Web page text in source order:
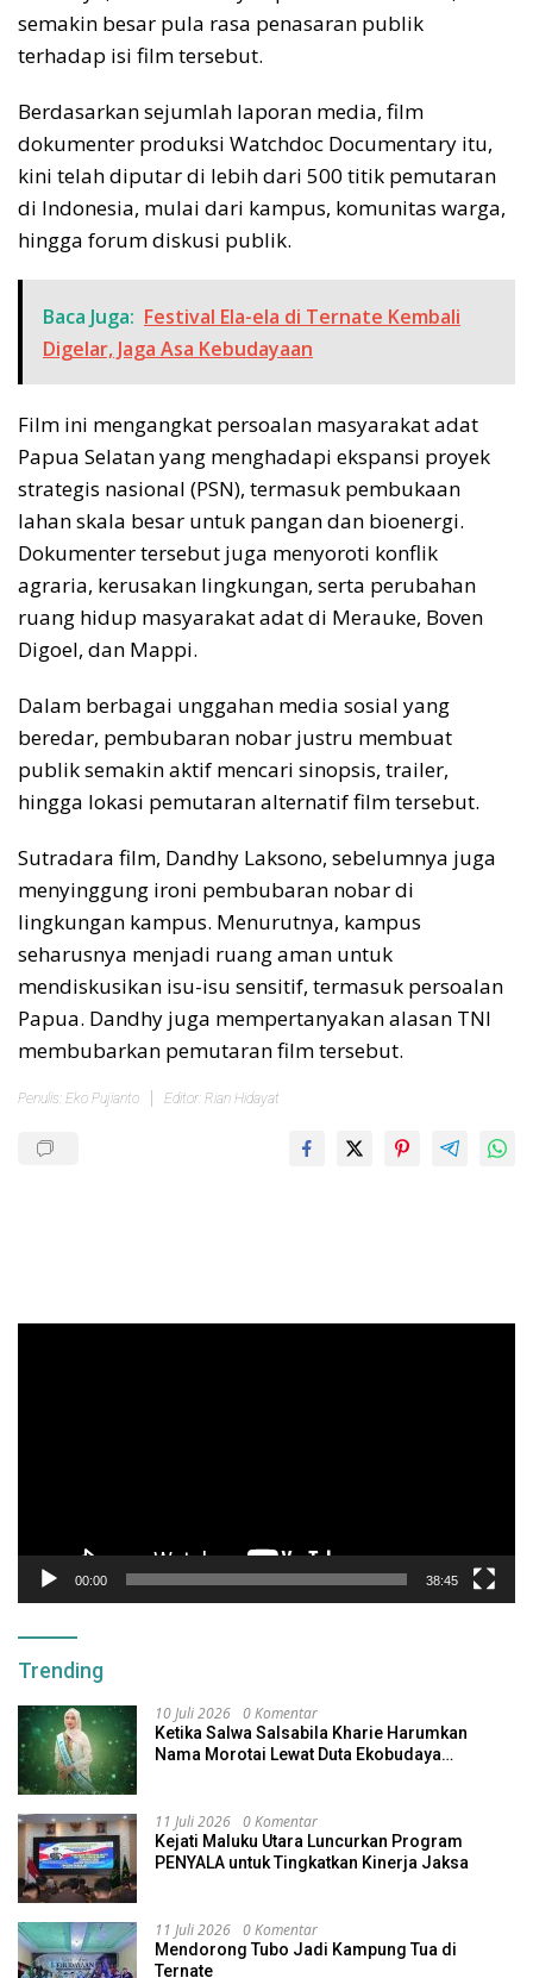
semakin besar pula rasa penasaran publik
terhadap isi film tersebut.
Berdasarkan sejumlah laporan media, film
dokumenter produksi Watchdoc Documentary itu,
kini telah diputar di lebih dari 500 titik pemutaran
di Indonesia, mulai dari kampus, komunitas warga,
hingga forum diskusi publik.
Baca Juga: Festival Ela-ela di Ternate Kembali
Digelar, Jaga Asa Kebudayaan
Film ini mengangkat persoalan masyarakat adat
Papua Selatan yang menghadapi ekspansi proyek
strategis nasional (PSN), termasuk pembukaan
lahan skala besar untuk pangan dan bioenergi.
Dokumenter tersebut juga menyoroti konflik
agraria, kerusakan lingkungan, serta perubahan
ruang hidup masyarakat adat di Merauke, Boven
Digoel, dan Mappi.
Dalam berbagai unggahan media sosial yang
beredar, pembubaran nobar justru membuat
publik semakin aktif mencari sinopsis, trailer,
hingga lokasi pemutaran alternatif film tersebut.
Sutradara film, Dandhy Laksono, sebelumnya juga
menyinggung ironi pembubaran nobar di
lingkungan kampus. Menurutnya, kampus
seharusnya menjadi ruang aman untuk
mendiskusikan isu-isu sensitif, termasuk persoalan
Papua. Dandhy juga mempertanyakan alasan TNI
membubarkan pemutaran film tersebut.
Penulis: Eko Pujianto Editor: Rian Hidayat
00:00 38:45
Trending
10 Juli 2026 0 Komentar
Ketika Salwa Salsabila Kharie Harumkan
Nama Morotai Lewat Duta Ekobudaya
11 Juli 2026 0 Komentar
Kejati Maluku Utara Luncurkan Program
PENYALA untuk Tingkatkan Kinerja Jaksa
11 Juli 2026 0 Komentar
Mendorong Tubo Jadi Kampung Tua di
Ternate